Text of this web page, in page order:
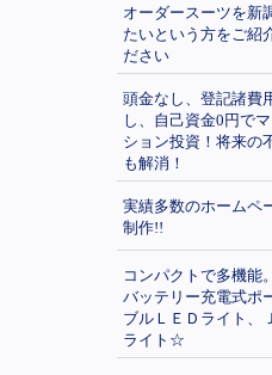
オーダースーツを新
たいという方をご紹
ださい
頭金なし、登記諸費
し、自己資金0円で
ション投資！将来の
も解消！
実績多数のホームペ
制作!!
コンパクトで多機能。
バッテリー充電式ポ
ブルＬＥＤライト、
ライト☆